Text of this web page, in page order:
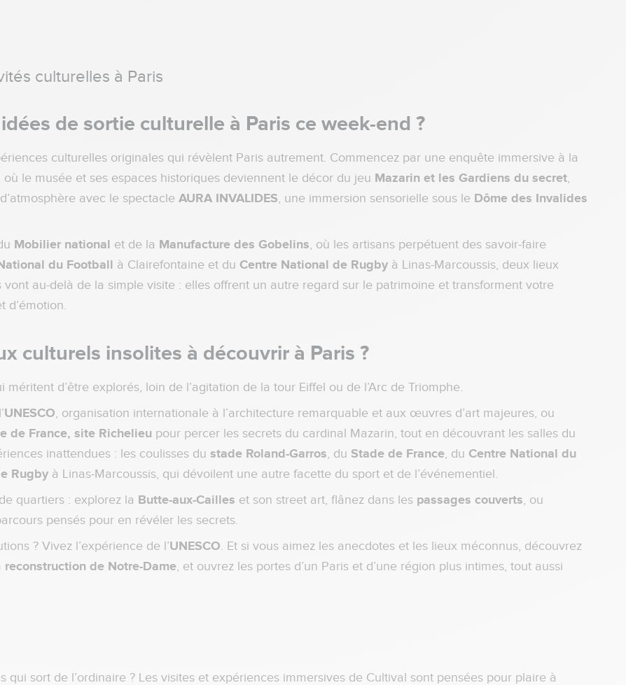
culturelles à Paris
de sortie culturelle à Paris ce week-end ?
culturelles originales qui révèlent Paris autrement. Commencez par une enquête immersive à la
où le musée et ses espaces historiques deviennent le décor du jeu Mazarin et les Gardiens du secret,
avec le spectacle AURA INVALIDES, une immersion sensorielle sous le Dôme des Invalides
Mobilier national et de la Manufacture des Gobelins, où les artisans perpétuent des savoir-faire
du Football à Clairefontaine et du Centre National de Rugby à Linas-Marcoussis, deux lieux
au-delà de la simple visite : elles offrent un autre regard sur le patrimoine et transforment votre
d’émotion.
culturels insolites à découvrir à Paris ?
d’être explorés, loin de l’agitation de la tour Eiffel ou de l’Arc de Triomphe.
UNESCO, organisation internationale à l’architecture remarquable et aux œuvres d’art majeures, ou
de France, site Richelieu pour percer les secrets du cardinal Mazarin, tout en découvrant les salles du
inattendues : les coulisses du stade Roland-Garros, du Stade de France, du Centre National du
Rugby à Linas-Marcoussis, qui dévoilent une autre facette du sport et de l’événementiel.
quartiers : explorez la Butte-aux-Cailles et son street art, flânez dans les passages couverts, ou
pensés pour en révéler les secrets.
? Vivez l’expérience de l’UNESCO. Et si vous aimez les anecdotes et les lieux méconnus, découvrez
reconstruction de Notre-Dame, et ouvrez les portes d’un Paris et d’une région plus intimes, tout aussi
sort de l’ordinaire ? Les visites et expériences immersives de Cultival sont pensées pour plaire à